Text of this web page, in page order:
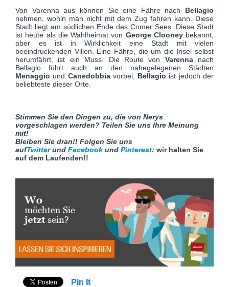
Von Varenna aus können Sie eine Fähre nach Bellagio
nehmen, wohin man nicht mit dem Zug fahren kann. Diese
Stadt liegt am südlichen Ende des Comer Sees. Diese Stadt
ist heute als die Wahlheimat von George Clooneybekannt,
aber es ist in Wirklichkeit eine Stadt mit vielen
beeindruckenden Villen. Eine Fähre, die um die Insel selbst
herumfährt, ist ein Muss. Die Route von Varennanach
Bellagio führt auch an den nahegelegenen Städten
Menaggio und Canedobbiavorbei; Bellagio ist jedoch der
beliebteste dieser Orte.
Stimmen Sie den Dingen zu, die von Nerys
vorgeschlagen werden? Teilen Sie uns Ihre Meinung
mit!
Bleiben Sie dran!! Folgen Sie uns
aufTwitterund Facebookund Pinterest: wir halten Sie
auf dem Laufenden!!
Pin It